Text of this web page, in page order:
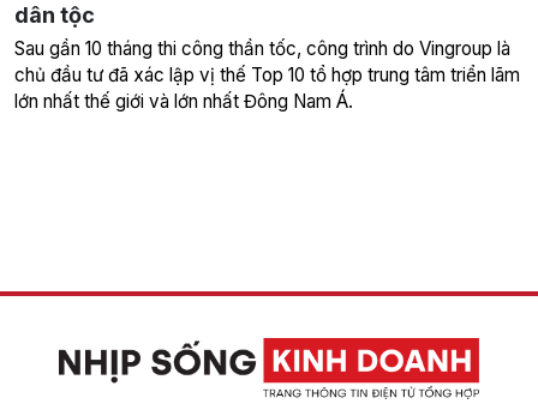
dân tộc
Sau gần 10 tháng thi công thần tốc, công trình do Vingroup là
chủ đầu tư đã xác lập vị thế Top 10 tổ hợp trung tâm triển lãm
lớn nhất thế giới và lớn nhất Đông Nam Á.